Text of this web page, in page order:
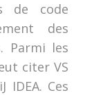
de code
des
Parmi les
citer VS
IDEA. Ces